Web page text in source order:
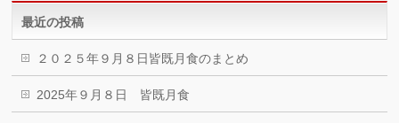
最近の投稿
２０２５年９月８日皆既月食のまとめ
2025年９月８日 皆既月食